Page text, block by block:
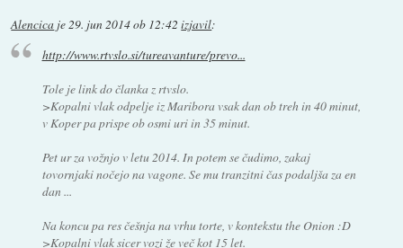
Alencica je29. jun 2014 ob 12:42 izjavil:
http://www.rtvslo.si/tureavanture/prevo...
Tole je link do članka z rtvslo.
>Kopalni vlak odpelje iz Maribora vsak dan ob treh in 40 minut,
v Koper pa prispe ob osmi uri in 35 minut.
Pet ur za vožnjo v letu 2014. In potem se čudimo, zakaj
tovornjaki nočejo na vagone. Se mu tranzitni čas podaljša za en
dan ...
Na koncu pa res češnja na vrhu torte, v kontekstu the Onion :D
>Kopalni vlak sicer vozi že več kot 15 let.